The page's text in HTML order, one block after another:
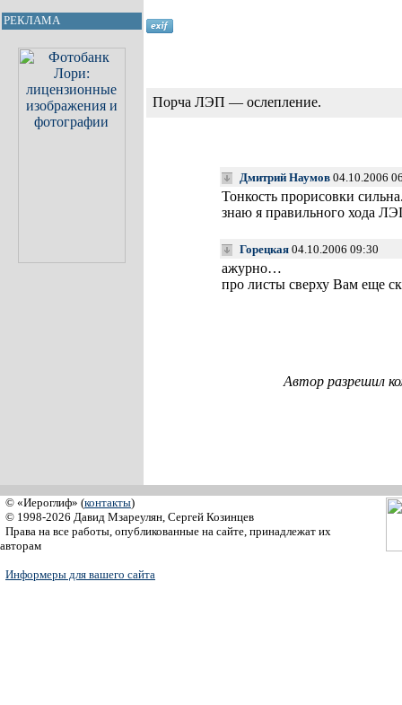
РЕКЛАМА
Порча ЛЭП — ослепление.
Дмитрий Наумов 04.10.2006
Тонкость прорисовки
знаю я правильного хода
Горецкая 04.10.2006 09:30
ажурно…
про листы сверху Вам еще
Автор разрешил
© «Иероглиф» (контакты)
© 1998-2026 Давид Мзареулян, Сергей Козинцев
Права на все работы, опубликованные на сайте, принадлежат их
авторам
Информеры для вашего сайта